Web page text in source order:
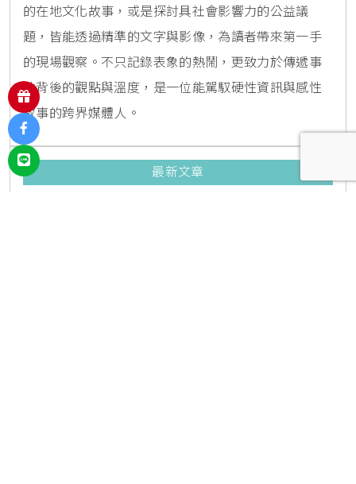
的在地文化故事，或是探討具社會影響力的公益議
題，皆能透過精準的文字與影像，為讀者帶來第一手
的現場觀察。不只記錄表象的熱鬧，更致力於傳遞事
件背後的觀點與溫度，是一位能駕馭硬性資訊與感性
敘事的跨界媒體人。
最新文章